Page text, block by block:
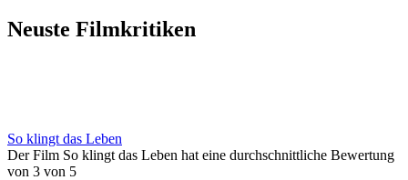
Neuste Filmkritiken
So klingt das Leben
Der Film So klingt das Leben hat eine durchschnittliche Bewertung
von 3 von 5